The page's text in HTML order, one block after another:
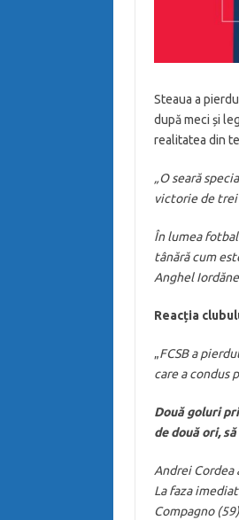
Steaua a
după meci și
realitatea din
„O seară
victorie de trei
În lumea
tânără cum
Anghel
Reacția
„FCSB a
care a condus
Două goluri
de două ori,
Andrei
La faza
Compagno